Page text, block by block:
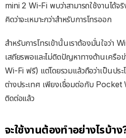
mini 2 Wi-Fi พบว่าสามารถใช้งานได้จริ
คิดว่าจะเหมาะกว่าสำหรับการโทรออก
สำหรับการโทรเข้านั้นเราต้องมั่นใจว่า
เสถียรพอและไม่ติดปัญหาทางด้านเครือ
Wi-Fi ฟรี) แต่โดยรวมแล้วถือว่าเป็นประ
ต่างประเทศ เพียงเชื่อมต่อกับ Pocket
ติดต่อแล้ว
จะใช้งานต้องทำอย่างไรบ้าง